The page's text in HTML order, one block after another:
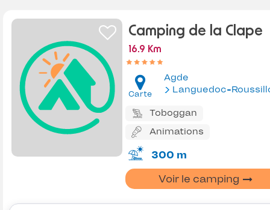
Camping de la Clape
16.9 Km
Carte
Agde
Languedoc-
Toboggan
Animations
300 m
Voir le camping